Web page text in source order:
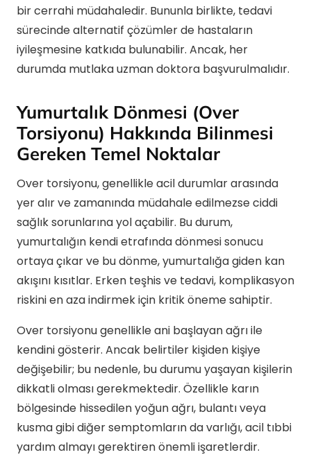
bir cerrahi müdahaledir. Bununla birlikte, tedavi
sürecinde alternatif çözümler de hastaların
iyileşmesine katkıda bulunabilir. Ancak, her
durumda mutlaka uzman doktora başvurulmalıdır.
Yumurtalık Dönmesi (Over
Torsiyonu) Hakkında Bilinmesi
Gereken Temel Noktalar
Over torsiyonu, genellikle acil durumlar arasında
yer alır ve zamanında müdahale edilmezse ciddi
sağlık sorunlarına yol açabilir. Bu durum,
yumurtalığın kendi etrafında dönmesi sonucu
ortaya çıkar ve bu dönme, yumurtalığa giden kan
akışını kısıtlar. Erken teşhis ve tedavi, komplikasyon
riskini en aza indirmek için kritik öneme sahiptir.
Over torsiyonu genellikle ani başlayan ağrı ile
kendini gösterir. Ancak belirtiler kişiden kişiye
değişebilir; bu nedenle, bu durumu yaşayan kişilerin
dikkatli olması gerekmektedir. Özellikle karın
bölgesinde hissedilen yoğun ağrı, bulantı veya
kusma gibi diğer semptomların da varlığı, acil tıbbi
yardım almayı gerektiren önemli işaretlerdir.